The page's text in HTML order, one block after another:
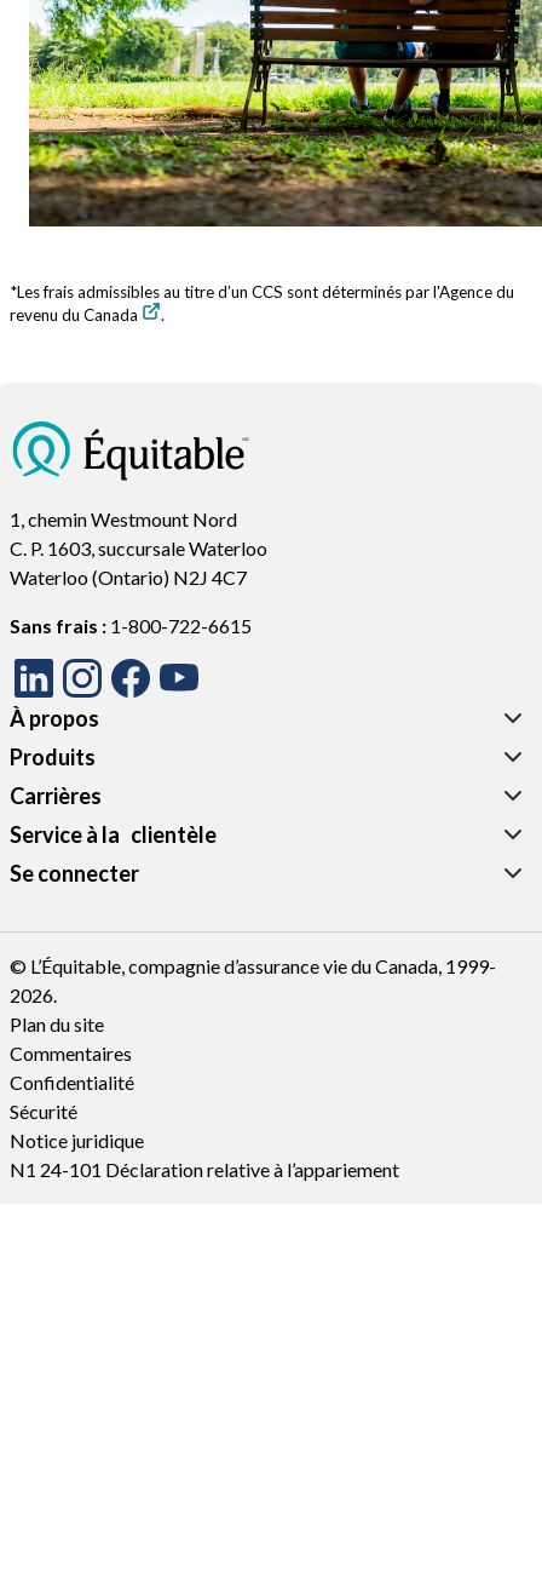
*Les frais admissibles au titre d’un CCS sont déterminés par l'Agence du
revenu du Canada
.
1, chemin Westmount Nord
C. P. 1603, succursale Waterloo
Waterloo (Ontario) N2J 4C7
Sans frais : 1-800-722-6615
À propos
Produits
Carrières
Service à la‎ ‎ ‎ clientèle‎‎
Se connecter
© L’Équitable, compagnie d’assurance vie du Canada, 1999-
2026.
Plan du site
Commentaires
Confidentialité
Sécurité
Notice juridique
N1 24-101 Déclaration relative à l’appariement